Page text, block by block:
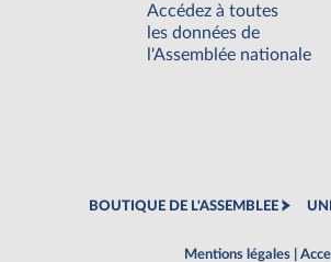
Accédez à toutes
les données de
l'Assemblée nationale
BOUTIQUE DE L'ASSEMBLEE
Mentions légales